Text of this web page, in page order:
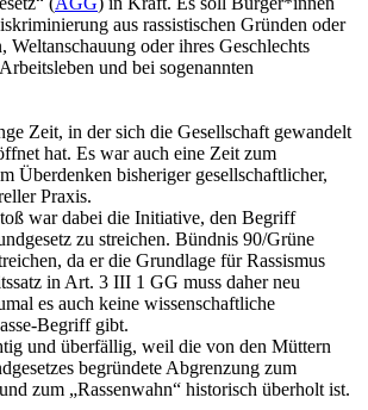
aus rassistischen Gründen oder
Weltanschauung oder ihres Geschlechts
und bei sogenannten
Zeit, in der sich die Gesellschaft gewandelt
hat. Es war auch eine Zeit zum
Überdenken bisheriger gesellschaftlicher,
Praxis.
war dabei die Initiative, den Begriff
zu streichen. Bündnis 90/Grüne
da er die Grundlage für Rassismus
in Art. 3 III 1 GG muss daher neu
es auch keine wissenschaftliche
Begriff gibt.
und überfällig, weil die von den Müttern
begründete Abgrenzung zum
zum „Rassenwahn“ historisch überholt ist.